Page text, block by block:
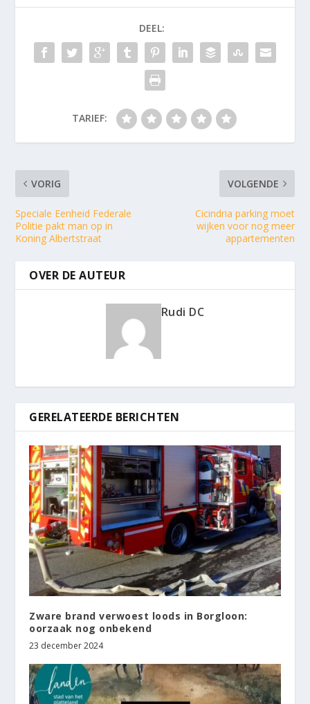
DEEL:
TARIEF:
VORIG
Speciale Eenheid Federale
Politie pakt man op in
Koning Albertstraat
VOLGENDE
Cicindria parking moet
wijken voor nog meer
appartementen
OVER DE AUTEUR
Rudi DC
GERELATEERDE BERICHTEN
Zware brand verwoest loods in Borgloon:
oorzaak nog onbekend
23 december 2024